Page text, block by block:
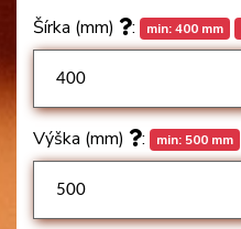
Šírka (mm) : min: 400 mm
Výška (mm) : min: 500 mm